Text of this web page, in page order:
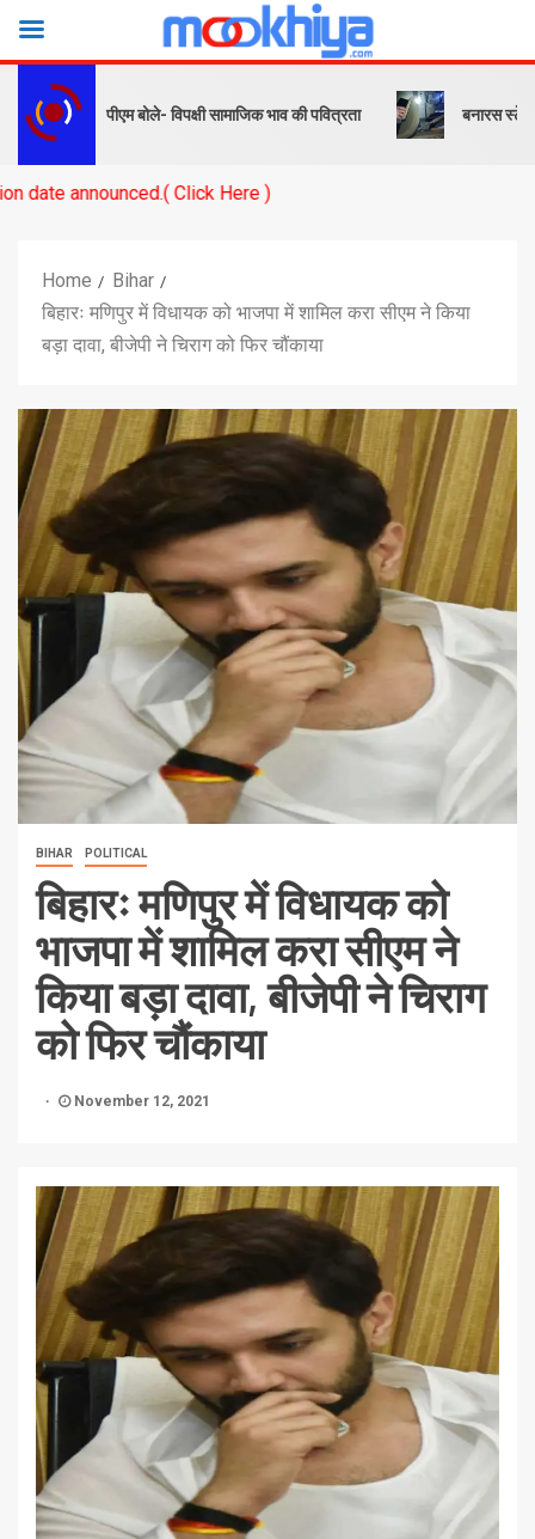
पीएम बोले- विपक्षी सामाजिक भाव की पवित्रता बनारस स्टेशन के
Click Here )
Home
Bihar
बिहारः मणिपुर में विधायक को भाजपा में शामिल करा सीएम ने किया
बड़ा दावा, बीजेपी ने चिराग को फिर चौंकाया
BIHAR POLITICAL
बिहारः मणिपुर में विधायक को
भाजपा में शामिल करा सीएम ने
किया बड़ा दावा, बीजेपी ने चिराग
को फिर चौंकाया
November 12, 2021